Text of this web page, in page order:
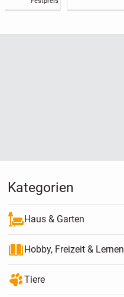
Kategorien
Haus & Garten
Hobby, Freizeit & Lernen
Tiere